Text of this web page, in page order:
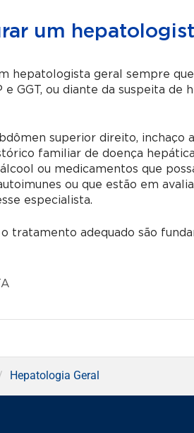
um
hepatologista geral sempre
e GGT, ou diante da suspeita
superior direito, inchaço
familiar de doença
ou medicamentos que
ou que estão em
especialista.
tratamento adequado são
Hepatologia Geral